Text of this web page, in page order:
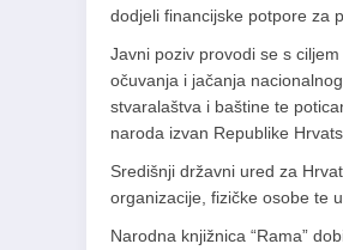
dodjeli financijske potpore za
Javni poziv provodi se s
očuvanja i jačanja
stvaralaštva i baštine te
naroda izvan Republike
Središnji državni ured za
organizacije, fizičke osobe te
Narodna knjižnica “Rama”